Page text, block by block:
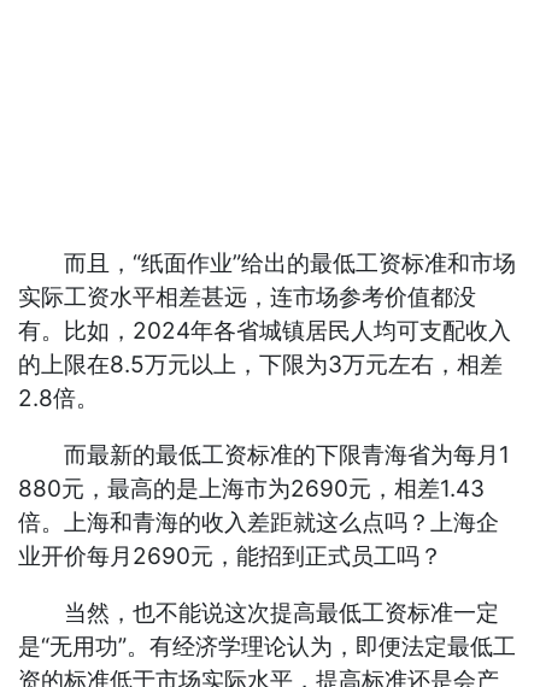
而且，“纸面作业”给出的最低工资标准和市场
实际工资水平相差甚远，连市场参考价值都没
有。比如，2024年各省城镇居民人均可支配收入
的上限在8.5万元以上，下限为3万元左右，相差
2.8倍。
而最新的最低工资标准的下限青海省为每月1
880元，最高的是上海市为2690元，相差1.43
倍。上海和青海的收入差距就这么点吗？上海企
业开价每月2690元，能招到正式员工吗？
当然，也不能说这次提高最低工资标准一定
是“无用功”。有经济学理论认为，即便法定最低工
资的标准低于市场实际水平，提高标准还是会产